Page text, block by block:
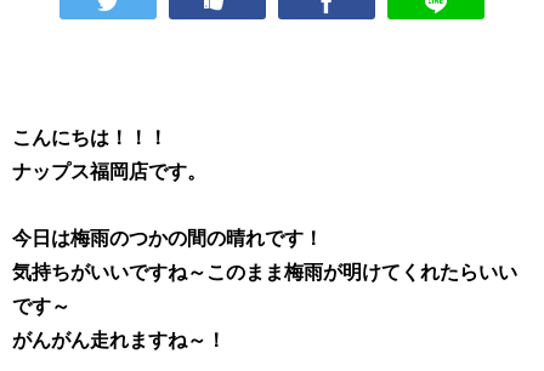
こんにちは！！！
ナップス福岡店です。
今日は梅雨のつかの間の晴れです！
気持ちがいいですね～このまま梅雨が明けてくれたらいい
です～
がんがん走れますね～！